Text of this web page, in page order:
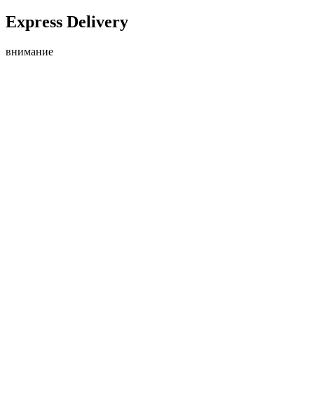
Express Delivery
внимание